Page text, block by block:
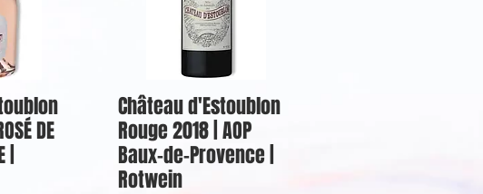
DE
Château d'Estoublon
Rouge 2018 | AOP
Baux-de-Provence |
Rotwein